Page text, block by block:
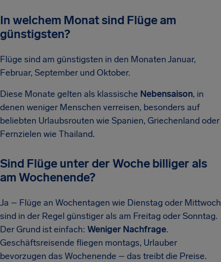
In welchem Monat sind Flüge am
günstigsten?
Flüge sind am günstigsten in den Monaten Januar,
Februar, September und Oktober.
Diese Monate gelten als klassische Nebensaison, in
denen weniger Menschen verreisen, besonders auf
beliebten Urlaubsrouten wie Spanien, Griechenland oder
Fernzielen wie Thailand.
Sind Flüge unter der Woche billiger als
am Wochenende?
Ja – Flüge an Wochentagen wie Dienstag oder Mittwoch
sind in der Regel günstiger als am Freitag oder Sonntag.
Der Grund ist einfach: Weniger Nachfrage.
Geschäftsreisende fliegen montags, Urlauber
bevorzugen das Wochenende – das treibt die Preise.